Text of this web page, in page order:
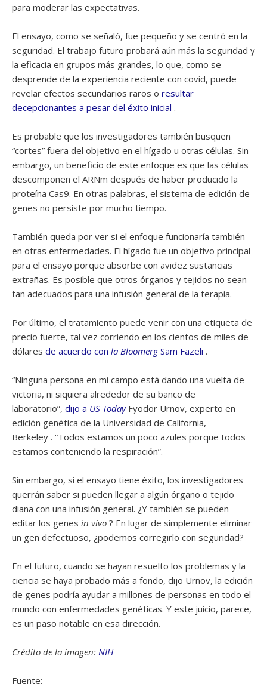
para moderar las expectativas.
El ensayo, como se señaló, fue pequeño y se centró en la
seguridad. El trabajo futuro probará aún más la seguridad y
la eficacia en grupos más grandes, lo que, como se
desprende de la experiencia reciente con covid, puede
revelar efectos secundarios raros o resultar
decepcionantes a pesar del éxito inicial .
Es probable que los investigadores también busquen
“cortes” fuera del objetivo en el hígado u otras células. Sin
embargo, un beneficio de este enfoque es que las células
descomponen el ARNm después de haber producido la
proteína Cas9. En otras palabras, el sistema de edición de
genes no persiste por mucho tiempo.
También queda por ver si el enfoque funcionaría también
en otras enfermedades. El hígado fue un objetivo principal
para el ensayo porque absorbe con avidez sustancias
extrañas. Es posible que otros órganos y tejidos no sean
tan adecuados para una infusión general de la terapia.
Por último, el tratamiento puede venir con una etiqueta de
precio fuerte, tal vez corriendo en los cientos de miles de
dólares de acuerdo con la BloomergSam Fazeli .
“Ninguna persona en mi campo está dando una vuelta de
victoria, ni siquiera alrededor de su banco de
laboratorio”, dijo a US TodayFyodor Urnov, experto en
edición genética de la Universidad de California,
Berkeley . “Todos estamos un poco azules porque todos
estamos conteniendo la respiración”.
Sin embargo, si el ensayo tiene éxito, los investigadores
querrán saber si pueden llegar a algún órgano o tejido
diana con una infusión general. ¿Y también se pueden
editar los genes in vivo ? En lugar de simplemente eliminar
un gen defectuoso, ¿podemos corregirlo con seguridad?
En el futuro, cuando se hayan resuelto los problemas y la
ciencia se haya probado más a fondo, dijo Urnov, la edición
de genes podría ayudar a millones de personas en todo el
mundo con enfermedades genéticas. Y este juicio, parece,
es un paso notable en esa dirección.
Crédito de la imagen: NIH
Fuente: